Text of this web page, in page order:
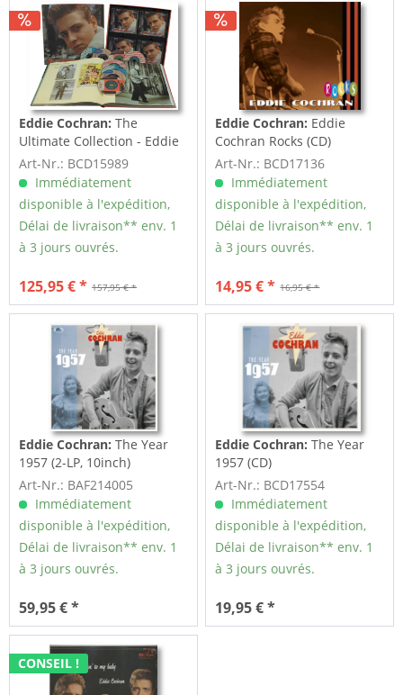
Eddie Cochran: The
Ultimate Collection - Eddie
Cochran -...
Art-Nr.: BCD15989
Immédiatement
disponible à l'expédition,
Délai de livraison** env. 1
à 3 jours ouvrés.
157,95 € *
125,95 € *
Eddie Cochran: Eddie
Cochran Rocks (CD)
Art-Nr.: BCD17136
Immédiatement
disponible à l'expédition,
Délai de livraison** env. 1
à 3 jours ouvrés.
16,95 € *
14,95 € *
Eddie Cochran: The Year
1957 (2-LP, 10inch)
Art-Nr.: BAF214005
Immédiatement
disponible à l'expédition,
Délai de livraison** env. 1
à 3 jours ouvrés.
59,95 € *
Eddie Cochran: The Year
1957 (CD)
Art-Nr.: BCD17554
Immédiatement
disponible à l'expédition,
Délai de livraison** env. 1
à 3 jours ouvrés.
19,95 € *
CONSEIL !